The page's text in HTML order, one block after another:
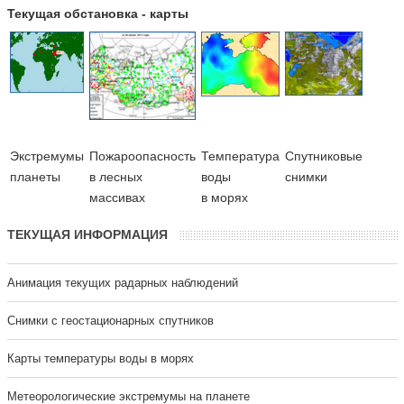
Текущая обстановка - карты
Экстремумы
планеты
Пожароопасность
в лесных
массивах
Температура
воды
в морях
Cпутниковые
снимки
ТЕКУЩАЯ ИНФОРМАЦИЯ
Анимация текущих радарных наблюдений
Cнимки с геостационарных спутников
Карты температуры воды в морях
Метеорологические экстремумы на планете